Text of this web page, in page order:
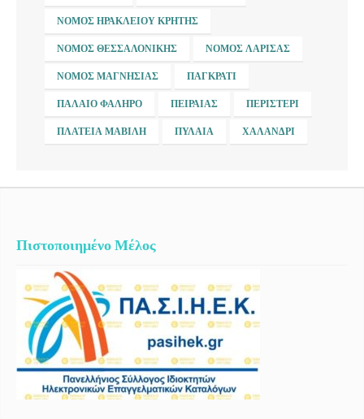
ΝΟΜΌΣ ΗΡΑΚΛΕΊΟΥ ΚΡΉΤΗΣ
ΝΟΜΌΣ ΘΕΣΣΑΛΟΝΊΚΗΣ ΝΟΜΌΣ ΛΆΡΙΣΑΣ
ΝΟΜΌΣ ΜΑΓΝΗΣΊΑΣ ΠΑΓΚΡΆΤΙ
ΠΑΛΑΙΌ ΦΆΛΗΡΟ ΠΕΙΡΑΙΆΣ ΠΕΡΙΣΤΈΡΙ
ΠΛΑΤΕΊΑ ΜΑΒΊΛΗ ΠΥΛΑΊΑ ΧΑΛΆΝΔΡΙ
Πιστοποιημένο Μέλος